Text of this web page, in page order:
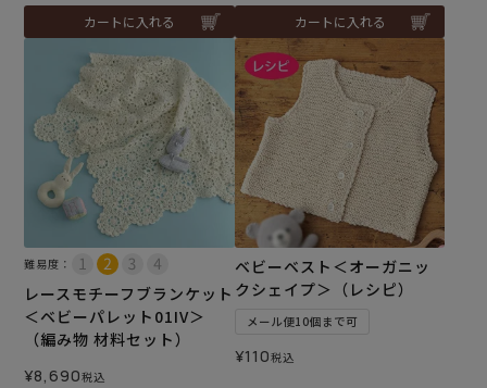
カートに入れる カートに入れる
難易度：
レースモチーフブランケット
＜ベビーパレット01IV＞
（編み物 材料セット）
¥8,690税込
ベビーベスト＜オーガニッ
クシェイプ＞（レシピ）
メール便10個まで可
¥110税込